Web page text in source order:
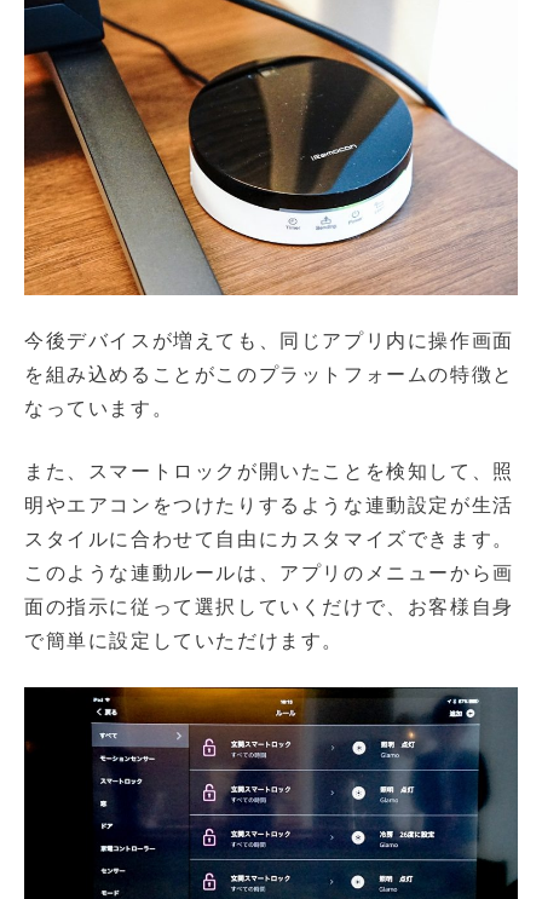
今後デバイスが増えても、同じアプリ内に操作画面
を組み込めることがこのプラットフォームの特徴と
なっています。
また、スマートロックが開いたことを検知して、照
明やエアコンをつけたりするような連動設定が生活
スタイルに合わせて自由にカスタマイズできます。
このような連動ルールは、アプリのメニューから画
面の指示に従って選択していくだけで、お客様自身
で簡単に設定していただけます。